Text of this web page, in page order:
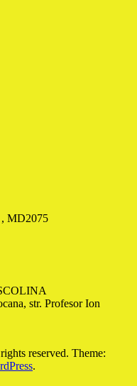
, MD2075
str. Profesor Ion
reserved. Theme:
.